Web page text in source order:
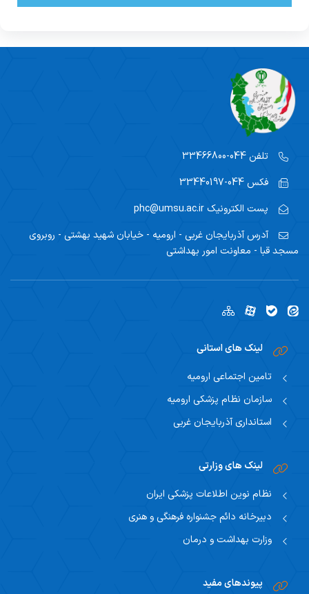
تلفن
فکس
پست الکترونیک
آدرس آذربایجان غربی - ارومیه - خیابان شهید بهشتی - روبروی
مسجد قبا - معاونت امور بهداشتی
لینک های استانی
تامین اجتماعی ارومیه
سازمان نظام پزشکی ارومیه
استانداری آذربایجان غربی
لینک های وزارتی
نظام نوین اطلاعات پزشکی ایران
دبیرخانه دائم جشنواره فرهنگی و هنری
وزارت بهداشت و درمان
پیوندهای مفید